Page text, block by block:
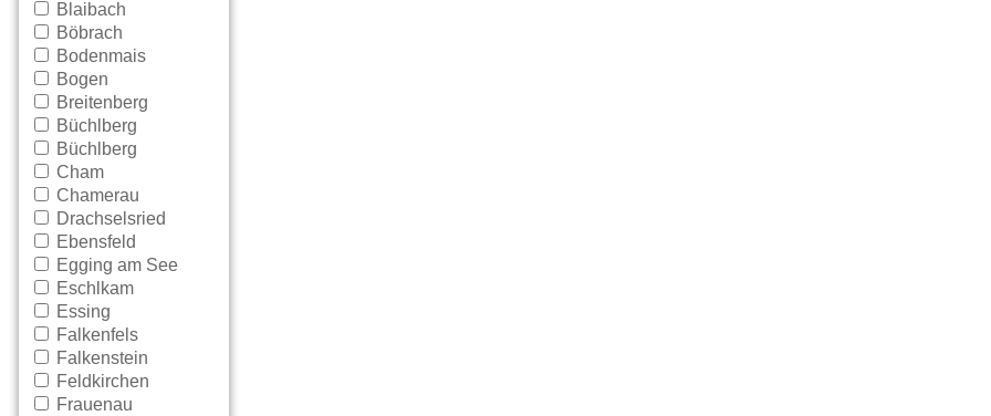
Blaibach
Böbrach
Bodenmais
Bogen
Breitenberg
Büchlberg
Büchlberg
Cham
Chamerau
Drachselsried
Ebensfeld
Egging am See
Eschlkam
Essing
Falkenfels
Falkenstein
Feldkirchen
Frauenau